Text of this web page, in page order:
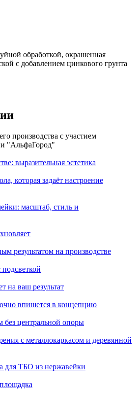
обработкой, окрашенная
с добавлением цинкового грунта
производства с участием
"АльфаГород"
выразительная эстетика
которая задаёт настроение
масштаб, стиль и
результатом на производстве
на ваш результат
впишется в концепцию
без центральной опоры
с металлокаркасом и деревянной
для ТБО из нержавейки